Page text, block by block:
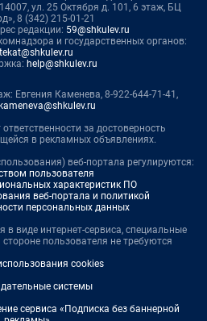
ул. 25 Октября д. 101, 6 этаж, БЦ
8 (342) 215-01-21
редакции: 59@shkulev.ru
и государственных органов:
help@shkulev.ru
Евгения Каменева, 8-922-644-71-41,
за достоверность
в рекламных объявлениях.
веб-портала регулируются:
пользователя
характеристик ПО
веб-портала и политикой
персональных данных
в виде интернет-сервиса, специальные
пользователя не требуются
cookies
системы
сервиса «Подписка без баннерной